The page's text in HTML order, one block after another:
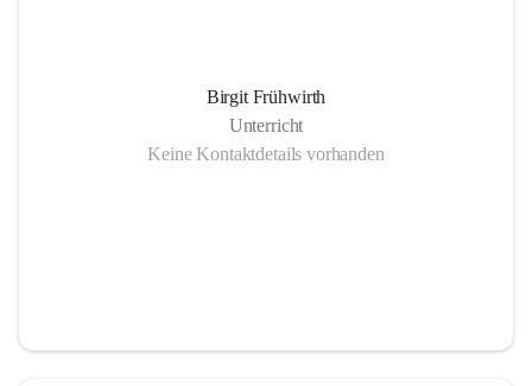
Birgit Frühwirth
Unterricht
Keine Kontaktdetails vorhanden